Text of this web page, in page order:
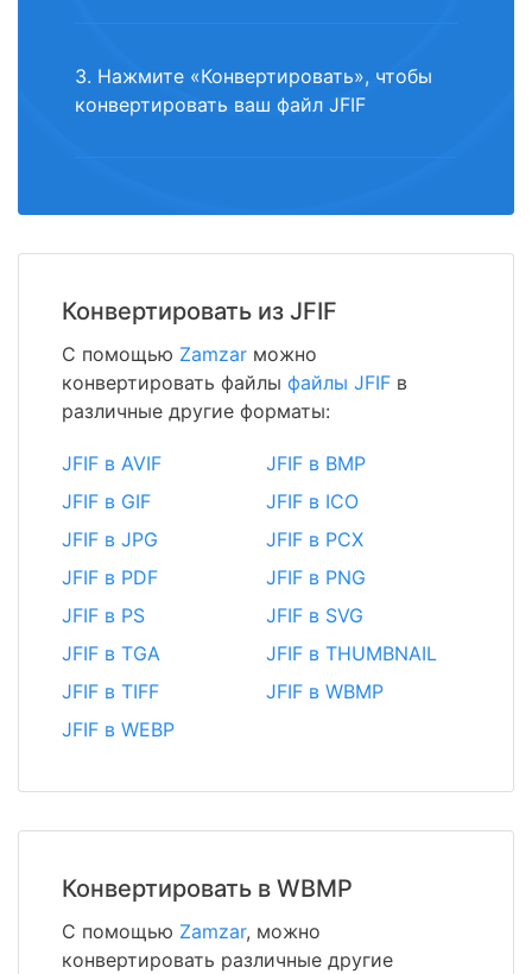
3. Нажмите «Конвертировать», чтобы
конвертировать ваш файл JFIF
Конвертировать из JFIF
С помощью Zamzar можно
конвертировать файлы файлы JFIF в
различные другие форматы:
JFIF в AVIF
JFIF в BMP
JFIF в GIF
JFIF в ICO
JFIF в JPG
JFIF в PCX
JFIF в PDF
JFIF в PNG
JFIF в PS
JFIF в SVG
JFIF в TGA
JFIF в THUMBNAIL
JFIF в TIFF
JFIF в WBMP
JFIF в WEBP
Конвертировать в WBMP
С помощью Zamzar, можно
конвертировать различные другие